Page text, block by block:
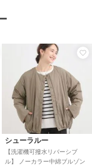
シューラルー
【洗濯機可撥水リバーシブ
ル】 ノーカラー中綿ブルゾン